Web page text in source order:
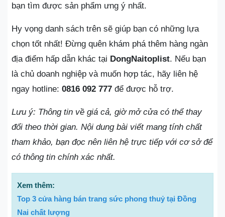
bạn tìm được sản phẩm ưng ý nhất.
Hy vọng danh sách trên sẽ giúp bạn có những lựa
chọn tốt nhất! Đừng quên khám phá thêm hàng ngàn
địa điểm hấp dẫn khác tại DongNaitoplist. Nếu bạn
là chủ doanh nghiệp và muốn hợp tác, hãy liên hệ
ngay hotline: 0816 092 777 để được hỗ trợ.
Lưu ý: Thông tin về giá cả, giờ mở cửa có thể thay
đổi theo thời gian. Nội dung bài viết mang tính chất
tham khảo, bạn đọc nên liên hệ trực tiếp với cơ sở để
có thông tin chính xác nhất.
Xem thêm:
Top 3 cửa hàng bán trang sức phong thuỷ tại Đồng
Nai chất lượng